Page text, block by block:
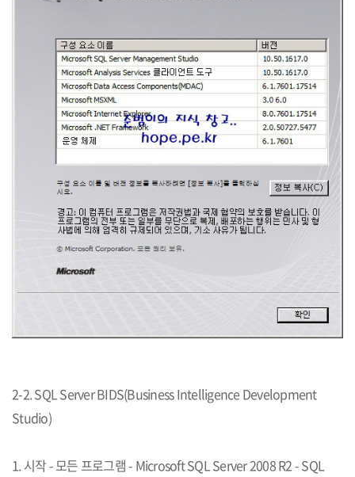
2-2. SQL Server BIDS(Business Intelligence Development
Studio)
1. 시작 - 모든 프로그램 - Microsoft SQL Server 2008 R2 - SQL